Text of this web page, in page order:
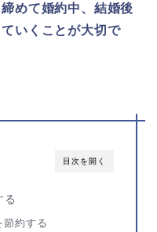
めて婚約中、結婚後
いくことが大切で
目次を開く
る
節約する